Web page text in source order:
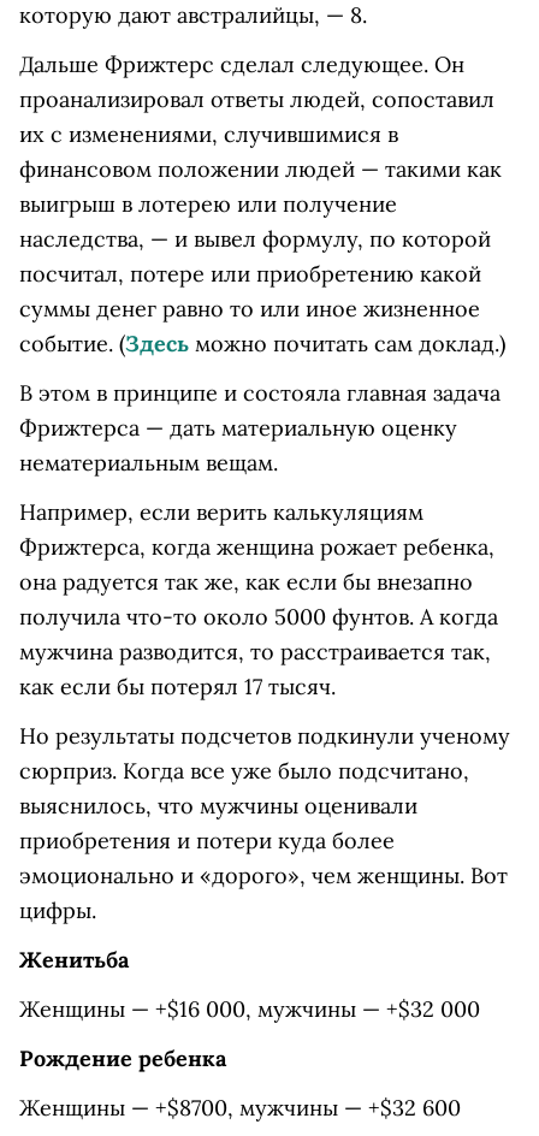
которую дают австралийцы, — 8.
Дальше Фрижтерс сделал следующее. Он
проанализировал ответы людей, сопоставил
их с изменениями, случившимися в
финансовом положении людей — такими как
выигрыш в лотерею или получение
наследства, — и вывел формулу, по которой
посчитал, потере или приобретению какой
суммы денег равно то или иное жизненное
событие. (Здесь можно почитать сам доклад.)
В этом в принципе и состояла главная задача
Фрижтерса — дать материальную оценку
нематериальным вещам.
Например, если верить калькуляциям
Фрижтерса, когда женщина рожает ребенка,
она радуется так же, как если бы внезапно
получила что-то около 5000 фунтов. А когда
мужчина разводится, то расстраивается так,
как если бы потерял 17 тысяч.
Но результаты подсчетов подкинули ученому
сюрприз. Когда все уже было подсчитано,
выяснилось, что мужчины оценивали
приобретения и потери куда более
эмоционально и «дорого», чем женщины. Вот
цифры.
Женитьба
Женщины — +$16 000, мужчины — +$32 000
Рождение ребенка
Женщины — +$8700, мужчины — +$32 600